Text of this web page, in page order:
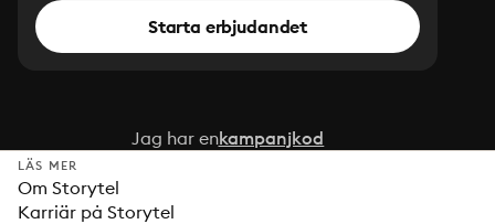
Starta erbjudandet
Jag har enkampanjkod
LÄS MER
Om Storytel
Karriär på Storytel